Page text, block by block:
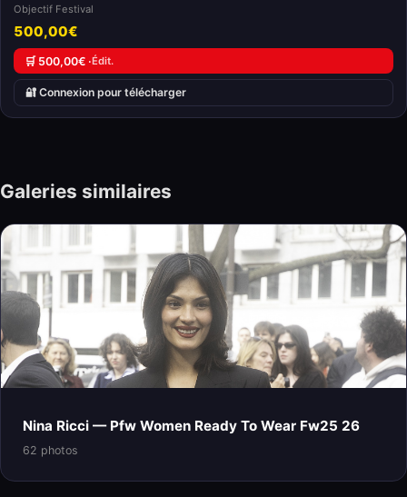
Objectif Festival
500,00€
🛒 500,00€ ·Édit.
🔐 Connexion pour télécharger
Galeries similaires
Nina Ricci — Pfw Women Ready To Wear Fw25 26
62 photos